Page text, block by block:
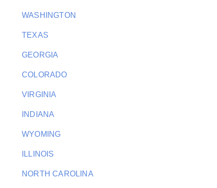
WASHINGTON
TEXAS
GEORGIA
COLORADO
VIRGINIA
INDIANA
WYOMING
ILLINOIS
NORTH CAROLINA